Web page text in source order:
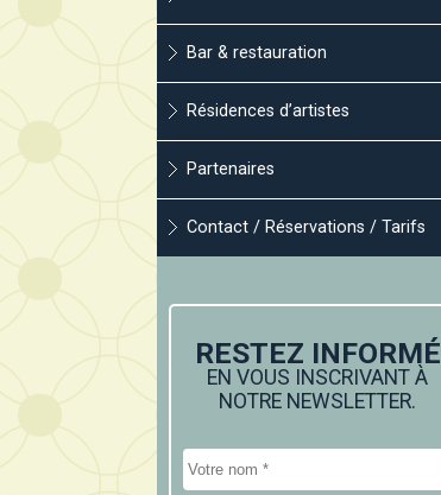
Bar & restauration
Résidences d’artistes
Partenaires
Contact / Réservations / Tarifs
RESTEZ INFORMÉ
EN VOUS INSCRIVANT À
NOTRE NEWSLETTER.